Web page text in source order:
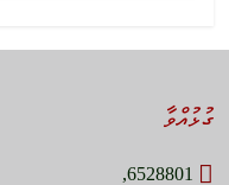
ގުޅުއްވާ
6528801,